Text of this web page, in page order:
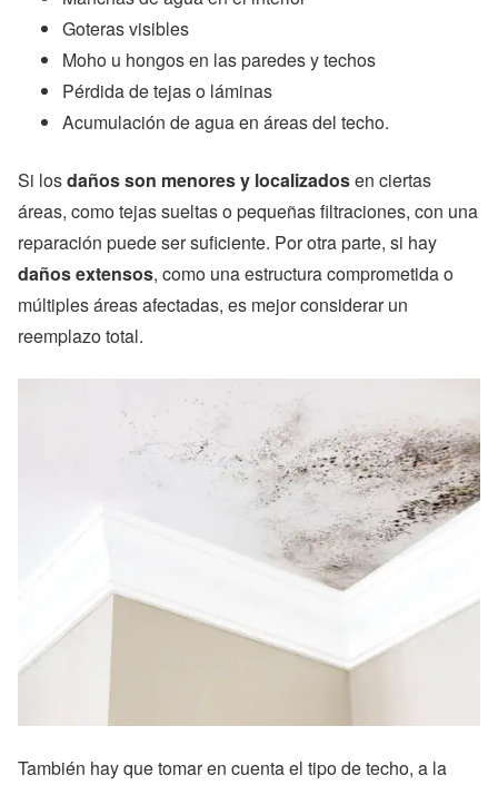
Goteras visibles
Moho u hongos en las paredes y techos
Pérdida de tejas o láminas
Acumulación de agua en áreas del techo.
Si losdaños son menores y localizadosen ciertas
áreas, como tejas sueltas o pequeñas filtraciones, con una
reparación puede ser suficiente. Por otra parte, si hay
daños extensos, como una estructura comprometida o
múltiples áreas afectadas, es mejor considerar un
reemplazo total.
También hay que tomar en cuenta el tipo de techo, a la